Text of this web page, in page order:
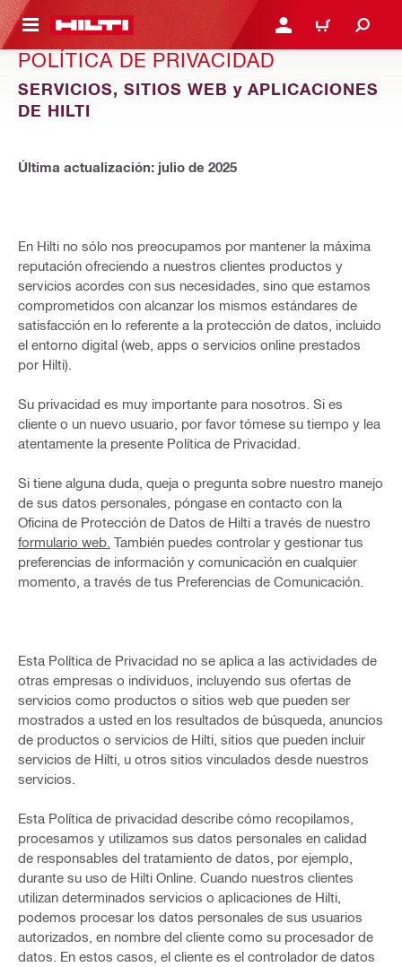
PRINCIPAL INICIE SESIÓN O
CARRITO
POLÍTICA DE PRIVACIDAD
SERVICIOS, SITIOS WEB y APLICACIONES
DE HILTI
Última actualización: julio de 2025
En Hilti no sólo nos preocupamos por mantener la máxima
reputación ofreciendo a nuestros clientes productos y
servicios acordes con sus necesidades, sino que estamos
comprometidos con alcanzar los mismos estándares de
satisfacción en lo referente a la protección de datos, incluido
el entorno digital (web, apps o servicios online prestados
por Hilti).
Su privacidad es muy importante para nosotros. Si es
cliente o un nuevo usuario, por favor tómese su tiempo y lea
atentamente la presente Política de Privacidad.
Si tiene alguna duda, queja o pregunta sobre nuestro manejo
de sus datos personales, póngase en contacto con la
Oficina de Protección de Datos de Hilti a través de nuestro
formulario web. También puedes controlar y gestionar tus
preferencias de información y comunicación en cualquier
momento, a través de tus Preferencias de Comunicación.
Esta Política de Privacidad no se aplica a las actividades de
otras empresas o individuos, incluyendo sus ofertas de
servicios como productos o sitios web que pueden ser
mostrados a usted en los resultados de búsqueda, anuncios
de productos o servicios de Hilti, sitios que pueden incluir
servicios de Hilti, u otros sitios vinculados desde nuestros
servicios.
Esta Política de privacidad describe cómo recopilamos,
procesamos y utilizamos sus datos personales en calidad
de responsables del tratamiento de datos, por ejemplo,
durante su uso de Hilti Online. Cuando nuestros clientes
utilizan determinados servicios o aplicaciones de Hilti,
podemos procesar los datos personales de sus usuarios
autorizados, en nombre del cliente como su procesador de
datos. En estos casos, el cliente es el controlador de datos